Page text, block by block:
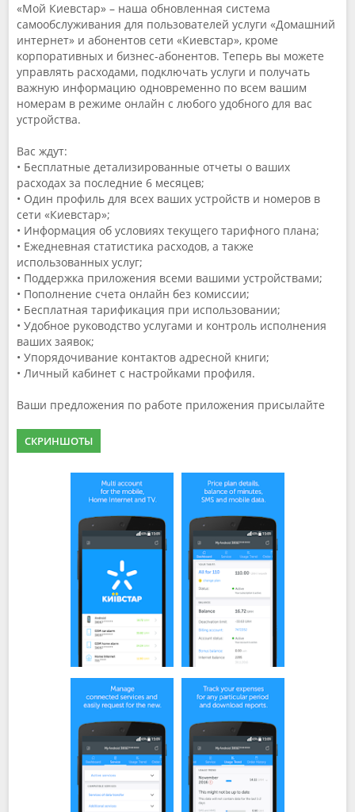
«Мой Киевстар» – наша обновленная система
самообслуживания для пользователей услуги «Домашний
интернет» и абонентов сети «Киевстар», кроме
корпоративных и бизнес-абонентов. Теперь вы можете
управлять расходами, подключать услуги и получать
важную информацию одновременно по всем вашим
номерам в режиме онлайн с любого удобного для вас
устройства.
Вас ждут:
• Бесплатные детализированные отчеты о ваших
расходах за последние 6 месяцев;
• Один профиль для всех ваших устройств и номеров в
сети «Киевстар»;
• Информация об условиях текущего тарифного плана;
• Ежедневная статистика расходов, а также
использованных услуг;
• Поддержка приложения всеми вашими устройствами;
• Пополнение счета онлайн без комиссии;
• Бесплатная тарификация при использовании;
• Удобное руководство услугами и контроль исполнения
ваших заявок;
• Упорядочивание контактов адресной книги;
• Личный кабинет с настройками профиля.
Ваши предложения по работе приложения присылайте
СКРИНШОТЫ